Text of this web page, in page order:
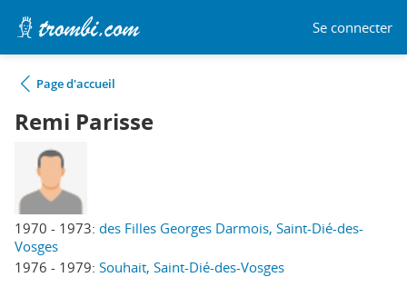
Se connecter
Page d'accueil
Remi Parisse
1970 - 1973: des Filles Georges Darmois, Saint-Dié-des-
Vosges
1976 - 1979: Souhait, Saint-Dié-des-Vosges